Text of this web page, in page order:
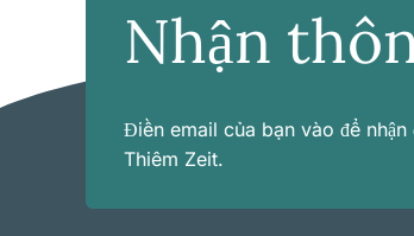
Nhận
Điền email của bạn vào để
Thiêm Zeit.